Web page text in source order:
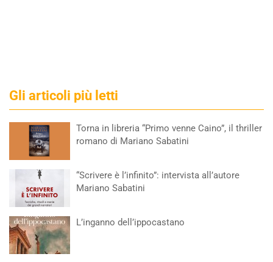
Gli articoli più letti
Torna in libreria “Primo venne Caino”, il thriller
romano di Mariano Sabatini
“Scrivere è l’infinito”: intervista all’autore
Mariano Sabatini
L’inganno dell’ippocastano